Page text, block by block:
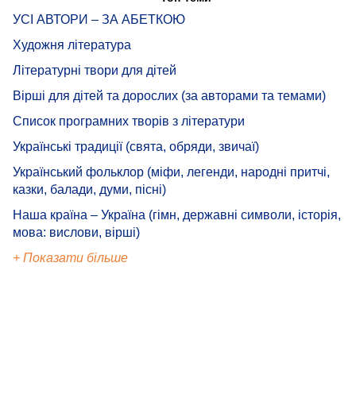
УСІ АВТОРИ – ЗА АБЕТКОЮ
Художня література
Літературні твори для дітей
Вірші для дітей та дорослих (за авторами та темами)
Список програмних творів з літератури
Українські традиції (свята, обряди, звичаї)
Український фольклор (міфи, легенди, народні притчі,
казки, балади, думи, пісні)
Наша країна – Україна (гімн, державні символи, історія,
мова: вислови, вірші)
+ Показати більше